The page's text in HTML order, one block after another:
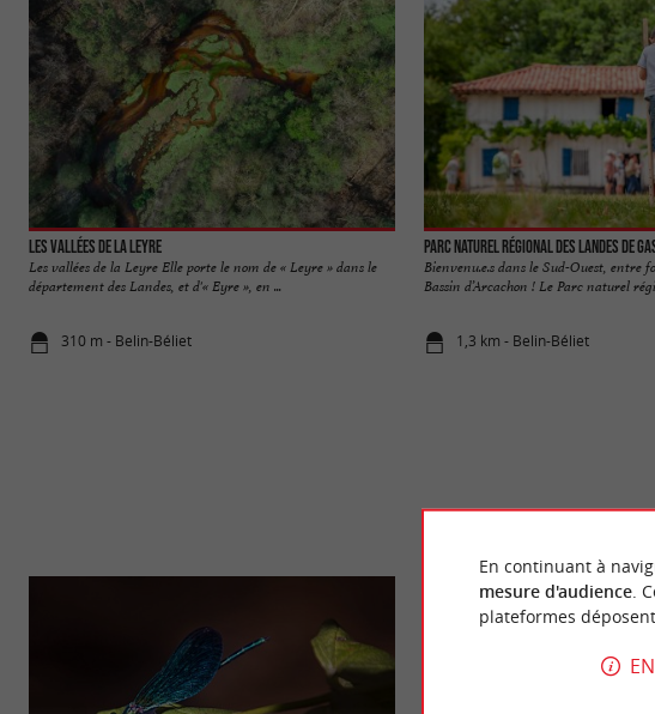
Les Vallées de la Leyre
Les vallées de la Leyre Elle porte le nom de « Leyre » dans le
département des Landes, et d'« Eyre », en ...
310 m - Belin-Béliet
Parc naturel régional des Landes de
Bienvenu.e.s dans le Sud-Ouest, entre
Bassin d’Arcachon ! Le Parc naturel
1,3 km - Belin-Béliet
En continuant à
mesure d'audience.
plateformes